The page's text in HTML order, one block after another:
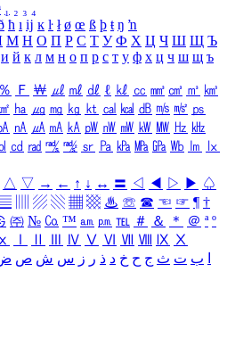
₁ ₂ ₃ ₄
ħ ı ĳ ĸ ŀ ł ø œ ß þ ŧ ŋ ŉ
М Н О П Р С Т У Ф Х Ц Ч Ш Щ Ъ
и й к л м н о п р с т у ф х ц ч ш щ ъ
％ Ｆ ￦ ㎕ ㎖ ㎗ ℓ ㎘ ㏄ ㎣ ㎤ ㎥ ㎦
㏊ ㎍ ㎎ ㎏ ㏏ ㎈ ㎉ ㏈ ㎧ ㎨ ㎰
㎁ ㎂ ㎃ ㎄ ㎺ ㎻ ㎽ ㎾ ㎿ ㎐ ㎑
㏅ ㎭ ㎮ ㎯ ㏛ ㎩ ㎪ ㎫ ㎬ ㏝ ㏐
㏓
△ ▽ → ← ↑ ↓ ↔ 〓 ◁ ◀ ▷ ▶ ♤
▨ ▧ ▦ ▩ ♨ ☏ ☎ ☜ ☞ ¶ †
㈜ № ㏇ ™ ㏂ ㏘ ℡ ＃ ＆ ＊ ＠ ª º
ⅹ Ⅳ Ⅴ Ⅵ Ⅶ Ⅷ Ⅸ Ⅹ
ب ت ث ج ح خ د ذ ر ز س ش ص